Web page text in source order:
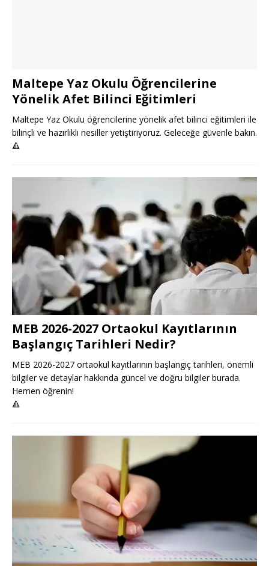
Maltepe Yaz Okulu Öğrencilerine
Yönelik Afet Bilinci Eğitimleri
Maltepe Yaz Okulu öğrencilerine yönelik afet bilinci eğitimleri ile
bilinçli ve hazırlıklı nesiller yetiştiriyoruz. Geleceğe güvenle bakın.
🔺
MEB 2026-2027 Ortaokul Kayıtlarının
Başlangıç Tarihleri Nedir?
MEB 2026-2027 ortaokul kayıtlarının başlangıç tarihleri, önemli
bilgiler ve detaylar hakkında güncel ve doğru bilgiler burada.
Hemen öğrenin!
🔺